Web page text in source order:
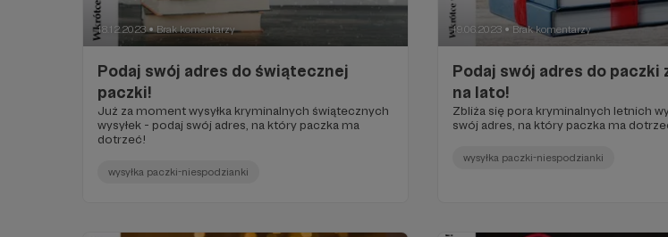
18.12.2023 ● Brak komentarzy
Podaj swój adres do świątecznej
paczki!
Już za moment wysyłka kryminalnych świątecznych
wysyłek - podaj swój adres, na który paczka ma
dotrzeć!
wysyłka paczki-niespodzianki
19.06.2023 ● Brak komentarzy
Podaj swój adres do paczki
na lato!
Zbliża się pora kryminalnych letnich
swój adres, na który paczka ma
wysyłka paczki-niespodzianki